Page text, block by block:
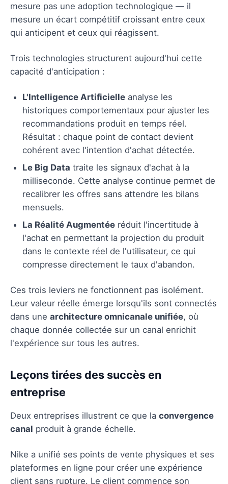
mesure pas une adoption technologique — il
mesure un écart compétitif croissant entre ceux
qui anticipent et ceux qui réagissent.
Trois technologies structurent aujourd'hui cette
capacité d'anticipation :
L'Intelligence Artificielle analyse les
historiques comportementaux pour ajuster les
recommandations produit en temps réel.
Résultat : chaque point de contact devient
cohérent avec l'intention d'achat détectée.
Le Big Data traite les signaux d'achat à la
milliseconde. Cette analyse continue permet de
recalibrer les offres sans attendre les bilans
mensuels.
La Réalité Augmentée réduit l'incertitude à
l'achat en permettant la projection du produit
dans le contexte réel de l'utilisateur, ce qui
compresse directement le taux d'abandon.
Ces trois leviers ne fonctionnent pas isolément.
Leur valeur réelle émerge lorsqu'ils sont connectés
dans une architecture omnicanale unifiée, où
chaque donnée collectée sur un canal enrichit
l'expérience sur tous les autres.
Leçons tirées des succès en
entreprise
Deux entreprises illustrent ce que la convergence
canal produit à grande échelle.
Nike a unifié ses points de vente physiques et ses
plateformes en ligne pour créer une expérience
client sans rupture. Le client commence son